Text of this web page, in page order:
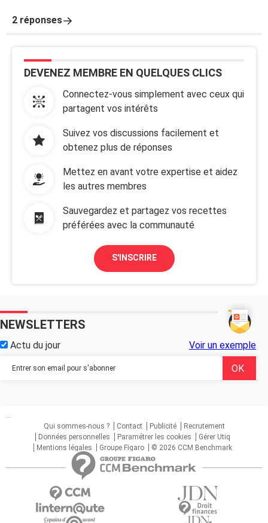
2 réponses
DEVENEZ MEMBRE EN QUELQUES CLICS
Connectez-vous simplement avec ceux qui
partagent vos intérêts
Suivez vos discussions facilement et
obtenez plus de réponses
Mettez en avant votre expertise et aidez
les autres membres
Sauvegardez et partagez vos recettes
préférées avec la communauté
S'INSCRIRE
NEWSLETTERS
Actu du jour Voir un exemple
...
Qui sommes-nous ?
Contact Publicité
Recrutement
Données personnelles
Paramétrer les cookies
Gérer Utiq
Mentions légales
Groupe Figaro © 2026 CCM Benchmark